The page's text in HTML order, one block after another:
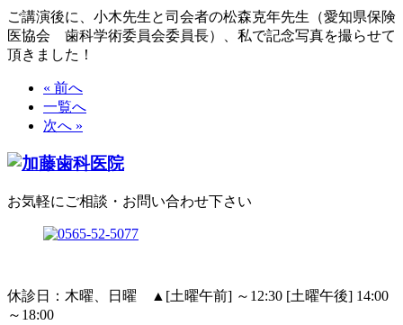
ご講演後に、小木先生と司会者の松森克年先生（愛知県保険
医協会 歯科学術委員会委員長）、私で記念写真を撮らせて
頂きました！
« 前へ
一覧へ
次へ »
お気軽にご相談・お問い合わせ下さい
休診日：木曜、日曜 ▲ [土曜午前] ～12:30 [土曜午後] 14:00
～18:00